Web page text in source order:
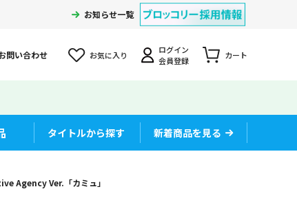
お知らせ一覧
問い合わせ お気に入り
ログイン
会員登録
カート
タイトルから探す 新着商品を見る
Agency Ver.「カミュ」